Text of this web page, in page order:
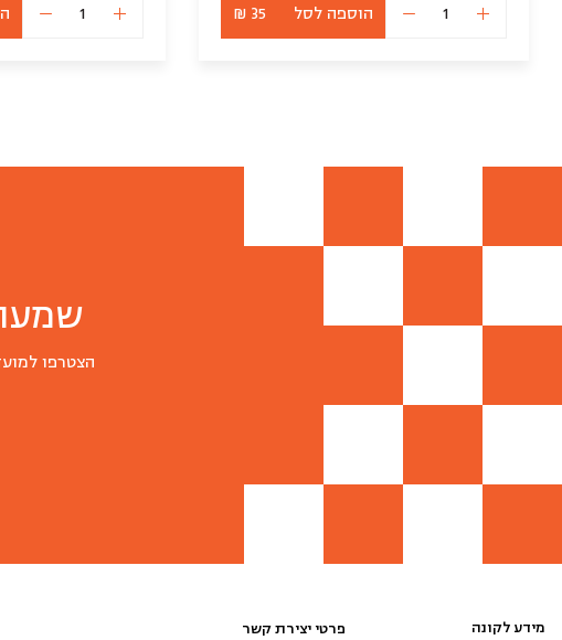
כמות
של
הוספה לסל 35 ₪
כמות
של
הצטרפו
מידע לקונה פרטי יצירת קשר